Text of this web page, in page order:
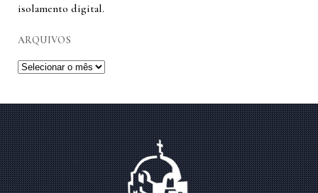
isolamento digital.
ARQUIVOS